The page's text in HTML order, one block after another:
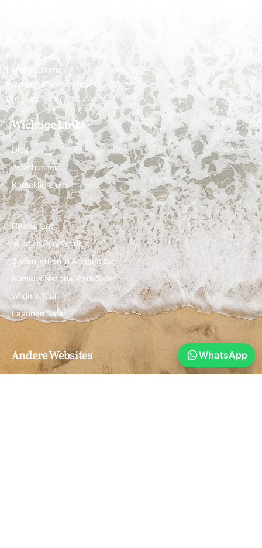
Premium-Cabana
Familienzimmer
Premium-Doppelzimmer
Dreibettzimmer
Wichtige Links
Blog
Jetzt buchen
Kontaktiere uns
Restaurant
Yoga im Stay Golden
Surfen lernen in Arugam Bay
Kumana National Park Safari
Wildnis-Tour
Lagunen Safari
Andere Websites WhatsApp